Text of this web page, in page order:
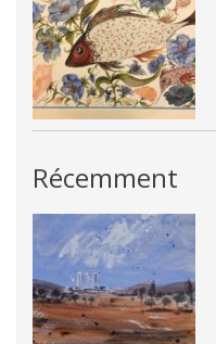
Récemment